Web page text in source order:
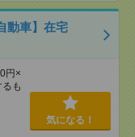
動車】在宅
円×
も
気になる！